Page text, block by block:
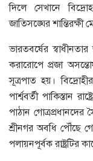
দিলে সেখানে
জাতিসঙ্ঘের
ভারতবর্ষের
করারোপে প্রজা
সূত্রপাত হয়।
পার্শ্ববর্তী পাকিস্তান
পাঠান গোত্রপ্রধানদের
শ্রীনগর অবধি পৌঁছে
পলায়নপূর্বক রাষ্ট্রটির